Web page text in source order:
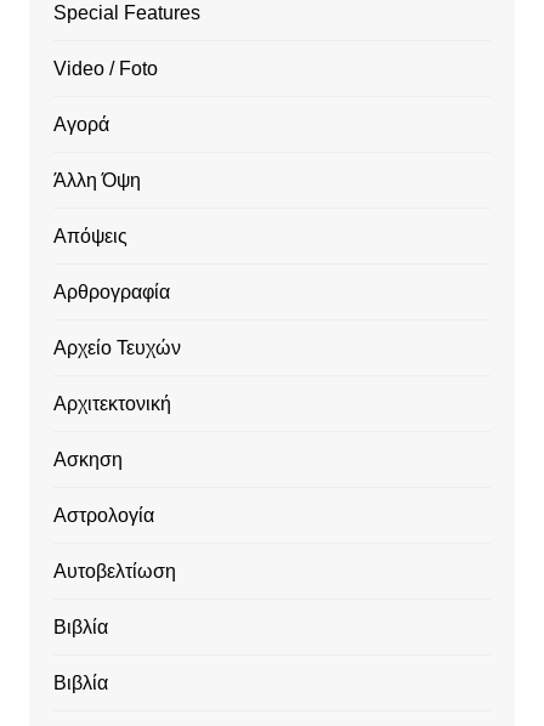
Special Features
Video / Foto
Αγορά
Άλλη Όψη
Απόψεις
Αρθρογραφία
Αρχείο Τευχών
Αρχιτεκτονική
Ασκηση
Αστρολογία
Αυτοβελτίωση
Βιβλία
Βιβλία